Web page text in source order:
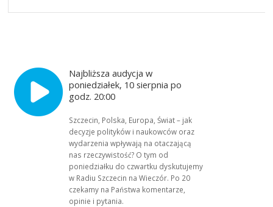
Najbliższa audycja w
poniedziałek, 10 sierpnia po
godz. 20:00
Szczecin, Polska, Europa, Świat – jak
decyzje polityków i naukowców oraz
wydarzenia wpływają na otaczającą
nas rzeczywistość? O tym od
poniedziałku do czwartku dyskutujemy
w Radiu Szczecin na Wieczór. Po 20
czekamy na Państwa komentarze,
opinie i pytania.